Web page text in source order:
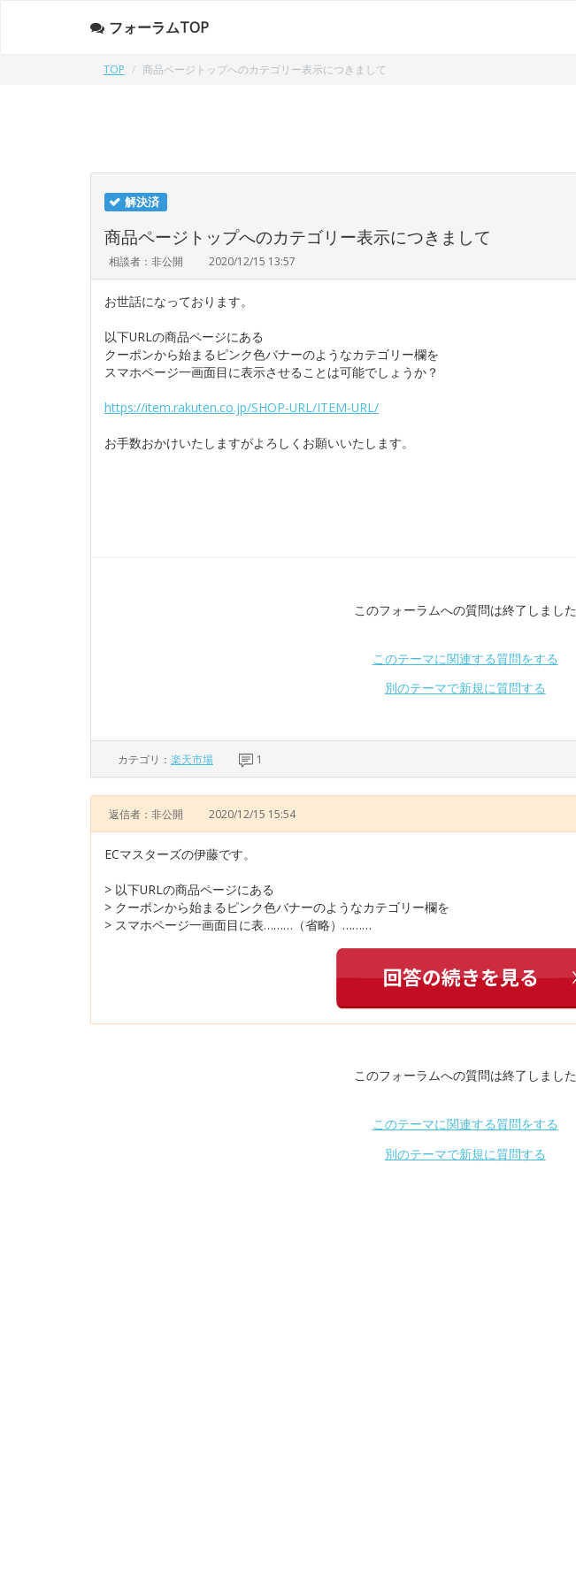
フォーラムTOP
TOP 商品ページトップへのカテゴリー表示につきまして
解決済
商品ページトップへのカテゴリー表示につきまして
相談者：非公開 2020/12/15 13:57
お世話になっております。
以下URLの商品ページにある
クーポンから始まるピンク色バナーのようなカテゴリー欄を
スマホページ一画面目に表示させることは可能でしょうか？
https://item.rakuten.co.jp/SHOP-URL/ITEM-URL/
お手数おかけいたしますがよろしくお願いいたします。
このフォーラムへの質問は終了しました
このテーマに関連する質問をする
別のテーマで新規に質問する
カテゴリ： 楽天市場 1
返信者：非公開 2020/12/15 15:54
ECマスターズの伊藤です。
> 以下URLの商品ページにある
> クーポンから始まるピンク色バナーのようなカテゴリー欄を
> スマホページ一画面目に表………（省略）………
このフォーラムへの質問は終了しました
このテーマに関連する質問をする
別のテーマで新規に質問する